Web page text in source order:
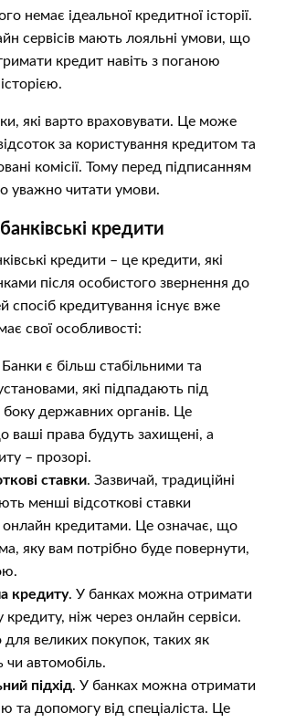
немає ідеальної кредитної історії.
сервісів мають лояльні умови, що
кредит навіть з поганою
які варто враховувати. Це може
за користування кредитом та
комісії. Тому перед підписанням
уважно читати умови.
банківські кредити
кредити – це кредити, які
після особистого звернення до
спосіб кредитування існує вже
свої особливості:
Банки є більш стабільними та
які підпадають під
боку державних органів. Це
ваші права будуть захищені, а
– прозорі.
ставки. Зазвичай, традиційні
менші відсоткові ставки
онлайн кредитами. Це означає, що
яку вам потрібно буде повернути,
кредиту. У банках можна отримати
кредиту, ніж через онлайн сервіси.
великих покупок, таких як
чи автомобіль.
підхід. У банках можна отримати
та допомогу від спеціаліста. Це